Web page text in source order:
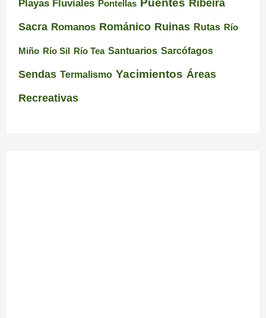
Playas Fluviales Pontellas Puentes Ribeira
Sacra Romanos Románico Ruinas Rutas Río
Miño Río Sil Río Tea Santuarios Sarcófagos
Sendas Termalismo Yacimientos Áreas
Recreativas